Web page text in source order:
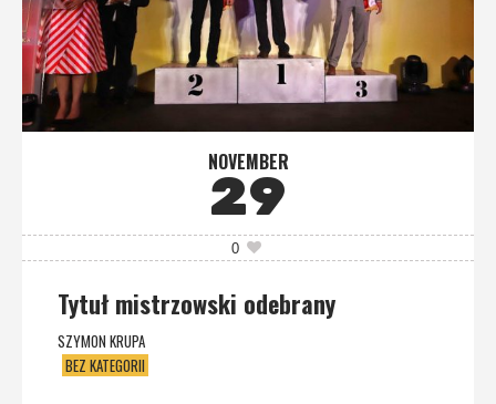
NOVEMBER
29
0
Tytuł mistrzowski odebrany
SZYMON KRUPA
BEZ KATEGORII